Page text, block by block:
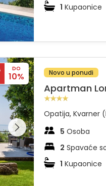
1 Kupaonice
DO
10%
na
Novo u ponudi
Apartman
Opatija, Kvarner
5 Osoba
2 Spavaće
1 Kupaonice